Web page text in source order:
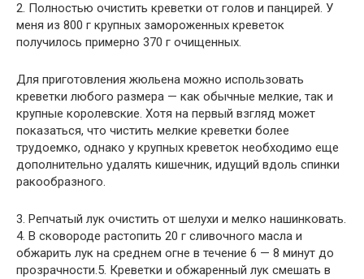
2. Полностью очистить креветки от голов и панцирей. У
меня из 800 г крупных замороженных креветок
получилось примерно 370 г очищенных.
Для приготовления жюльена можно использовать
креветки любого размера — как обычные мелкие, так и
крупные королевские. Хотя на первый взгляд может
показаться, что чистить мелкие креветки более
трудоемко, однако у крупных креветок необходимо еще
дополнительно удалять кишечник, идущий вдоль спинки
ракообразного.
3. Репчатый лук очистить от шелухи и мелко нашинковать.
4. В сковороде растопить 20 г сливочного масла и
обжарить лук на среднем огне в течение 6 — 8 минут до
прозрачности.5. Креветки и обжаренный лук смешать в